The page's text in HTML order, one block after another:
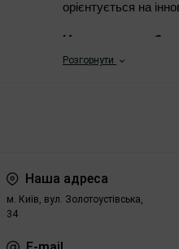
орієнтується на
Чому варто
Сучасний
Широкий
професійно
Розгорнути
Наша адреса
м. Київ, вул. Золотоустівська,
34